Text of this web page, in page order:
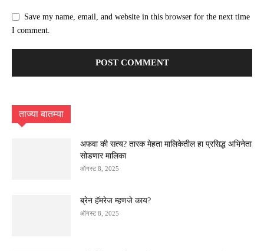
Save my name, email, and website in this browser for the next time
I comment.
ताज्या बातम्या
अफवा की सत्य? तारक मेहता मालिकेतील हा प्रसिद्ध अभिनेता
सोडणार मालिका
ऑगस्ट 8, 2025
ब्रेन हॅमरेज म्हणजे काय?
ऑगस्ट 8, 2025